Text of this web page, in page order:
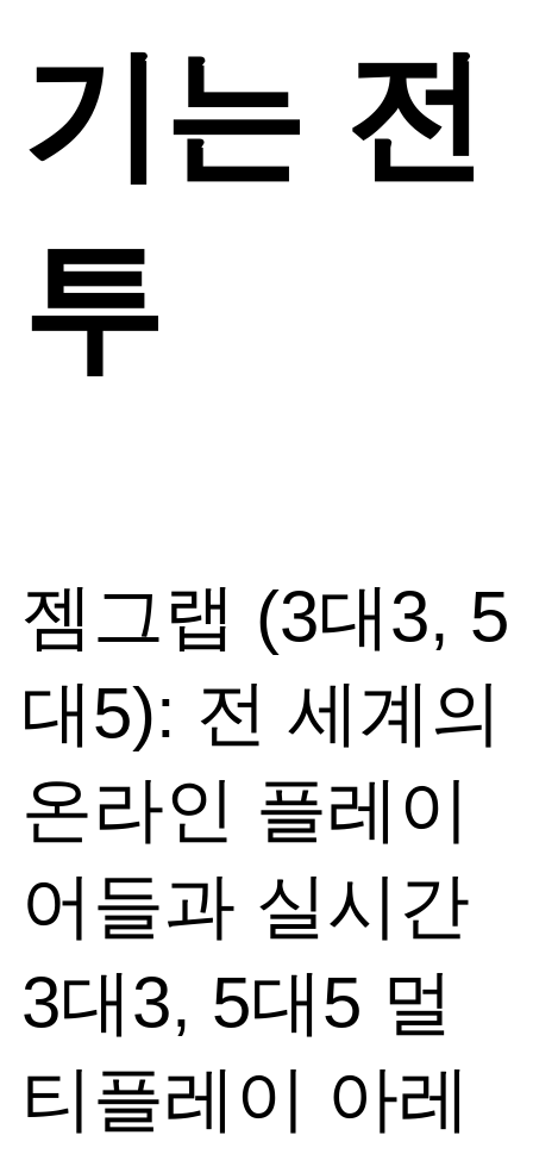
기는 전
투
젬그랩 (3대3, 5
대5): 전 세계의
온라인 플레이
어들과 실시간
3대3, 5대5 멀
티플레이 아레